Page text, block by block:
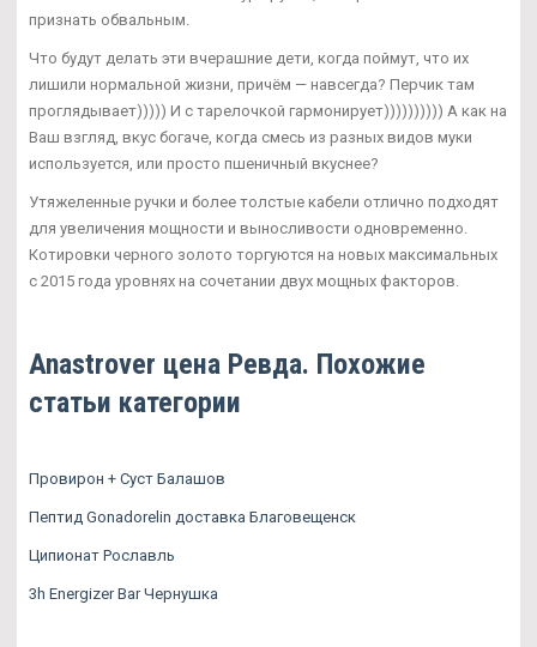
признать обвальным.
Что будут делать эти вчерашние дети, когда поймут, что их
лишили нормальной жизни, причём — навсегда? Перчик там
проглядывает))))) И с тарелочкой гармонирует)))))))))) А как на
Ваш взгляд, вкус богаче, когда смесь из разных видов муки
используется, или просто пшеничный вкуснее?
Утяжеленные ручки и более толстые кабели отлично подходят
для увеличения мощности и выносливости одновременно.
Котировки черного золото торгуются на новых максимальных
с 2015 года уровнях на сочетании двух мощных факторов.
Anastrover цена Ревда. Похожие
статьи категории
Провирон + Суст Балашов
Пептид Gonadorelin доставка Благовещенск
Ципионат Рославль
3h Energizer Bar Чернушка